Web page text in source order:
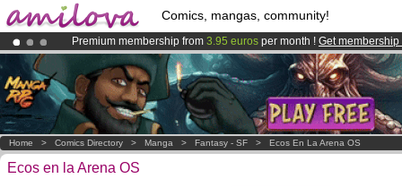
Comics, mangas, community!
Premium membership from 3.95 euros per month ! Get membership
AmilovaKickstarter is now LIVE!.
Already 100000 membersand 1000 comics & mangas!.
Home > Comics Directory > Manga > Fantasy - SF > Ecos En La Arena OS
Ecos en la Arena OS